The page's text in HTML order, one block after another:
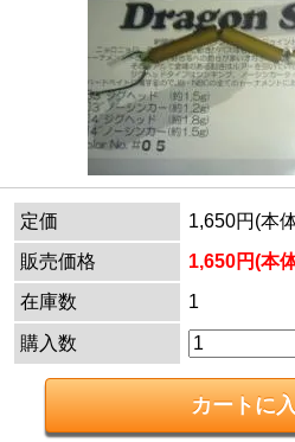
定価
1,650円(本
販売価格
1,650円(本
在庫数
1
購入数